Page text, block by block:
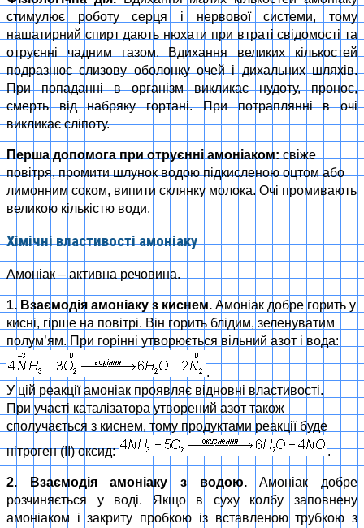
стимулює роботу серця і нервової системи, тому
нашатирний спирт дають нюхати при втраті свідомості та
отруєнні чадним газом. Вдихання великих кількостей
подразнює слизову оболонку очей і дихальних шляхів.
При попаданні в організм викликає нудоту, пронос,
смерть від набряку гортані. При потраплянні в очі
викликає сліпоту.
Перша допомога при отруєнні амоніаком: свіже
повітря, промити шлунок водою підкисленою оцтом або
лимонним соком, випити склянку молока. Очі промивають
великою кількістю води.
Хімічні властивості амоніаку
Амоніак – активна речовина.
1. Взаємодія амоніаку з киснем. Амоніак добре горить у
кисні, гірше на повітрі. Він горить блідим, зеленуватим
полум’ям. При горінні утворюється вільний азот і вода:
.
У цій реакції амоніак проявляє відновні властивості.
При участі каталізатора утворений азот також
сполучається з киснем, тому продуктами реакції буде
нітроген (ІІ) оксид:
.
2. Взаємодія амоніаку з водою.Амоніак добре
розчиняється у воді. Якщо в суху колбу заповнену
амоніаком і закриту пробкою із вставленою трубкою з